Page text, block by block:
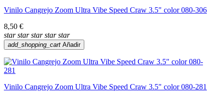
Vinilo Cangrejo Zoom Ultra Vibe Speed Craw 3.5" color 080-306
8,50 €
star star star star star
add_shopping_cart Añadir
Vinilo Cangrejo Zoom Ultra Vibe Speed Craw 3.5" color 080-281